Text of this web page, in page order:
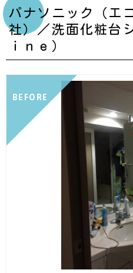
パナソニック（エ
社）／洗面化粧台
ｉｎｅ）
BEFORE